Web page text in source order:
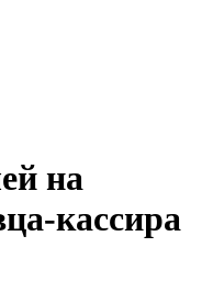
на
кассира